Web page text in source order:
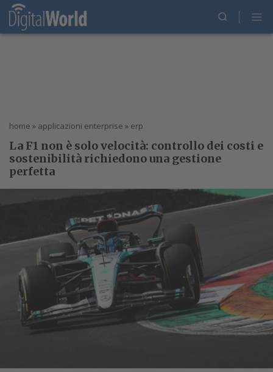
home » applicazioni enterprise » erp
La F1 non è solo velocità: controllo dei costi e
sostenibilità richiedono una gestione
perfetta